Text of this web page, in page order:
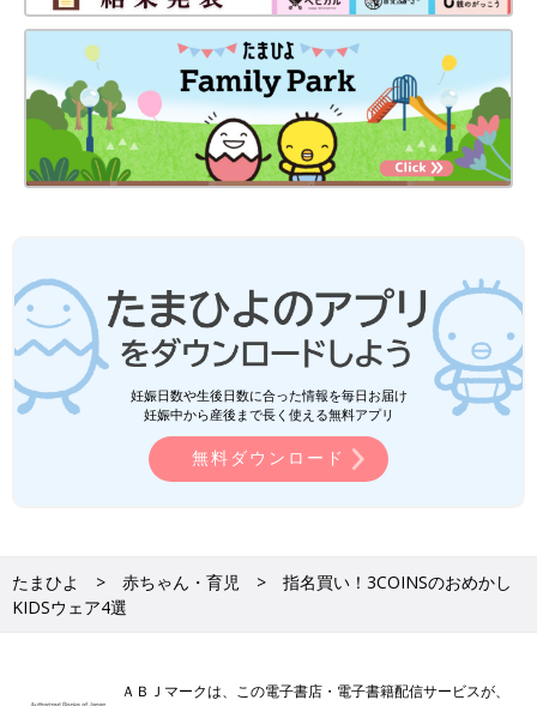
妊娠日数や生後日数に合った情報を毎日お届け
妊娠中から産後まで長く使える無料アプリ
無料ダウンロード
たまひよ 赤ちゃん・育児
指名買い！3COINSのおめかし
KIDSウェア4選
ＡＢＪマークは、この電子書店・電子書籍配信サービスが、